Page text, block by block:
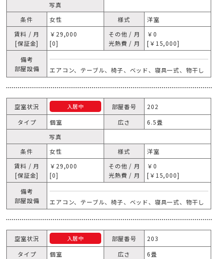
写真
条件
女性 様式
洋室
賃料 / 月
[保証金]
￥29,000
[0]
その他 / 月
光熱費 / 月
￥0
[￥15,000]
備考
部屋設備
エアコン、テーブル、椅子、ベッド、寝具一式、物干し
空室状況 入居中 部屋番号
202
タイプ
個室 広さ
6.5畳
写真
条件
女性 様式
洋室
賃料 / 月
[保証金]
￥29,000
[0]
その他 / 月
光熱費 / 月
￥0
[￥15,000]
備考
部屋設備
エアコン、テーブル、椅子、ベッド、寝具一式、物干し
空室状況 入居中 部屋番号
203
タイプ
個室 広さ
6畳